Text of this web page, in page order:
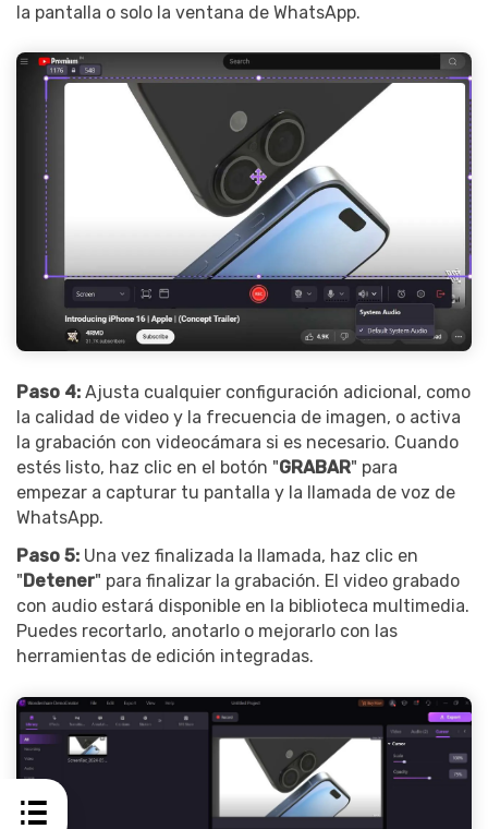
la pantalla o solo la ventana de WhatsApp.
Paso 4: Ajusta cualquier configuración adicional, como
la calidad de video y la frecuencia de imagen, o activa
la grabación con videocámara si es necesario. Cuando
estés listo, haz clic en el botón "GRABAR" para
empezar a capturar tu pantalla y la llamada de voz de
WhatsApp.
Paso 5: Una vez finalizada la llamada, haz clic en
"Detener" para finalizar la grabación. El video grabado
con audio estará disponible en la biblioteca multimedia.
Puedes recortarlo, anotarlo o mejorarlo con las
herramientas de edición integradas.